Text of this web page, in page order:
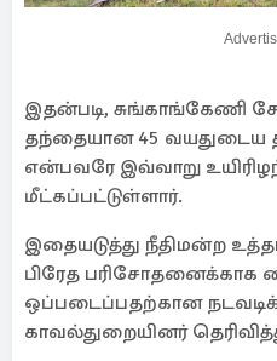
இதன்படி, சுங்காங்கேணி
தந்தையான 45 வயதுடைய
என்பவரே இவ்வாறு
மீட்கப்பட்டுள்ளார்.
இதையடுத்து நீதிமன்ற
பிரேத பரிசோதனைக்காக
ஒப்படைப்பதற்கான
காவல்துறையினர்